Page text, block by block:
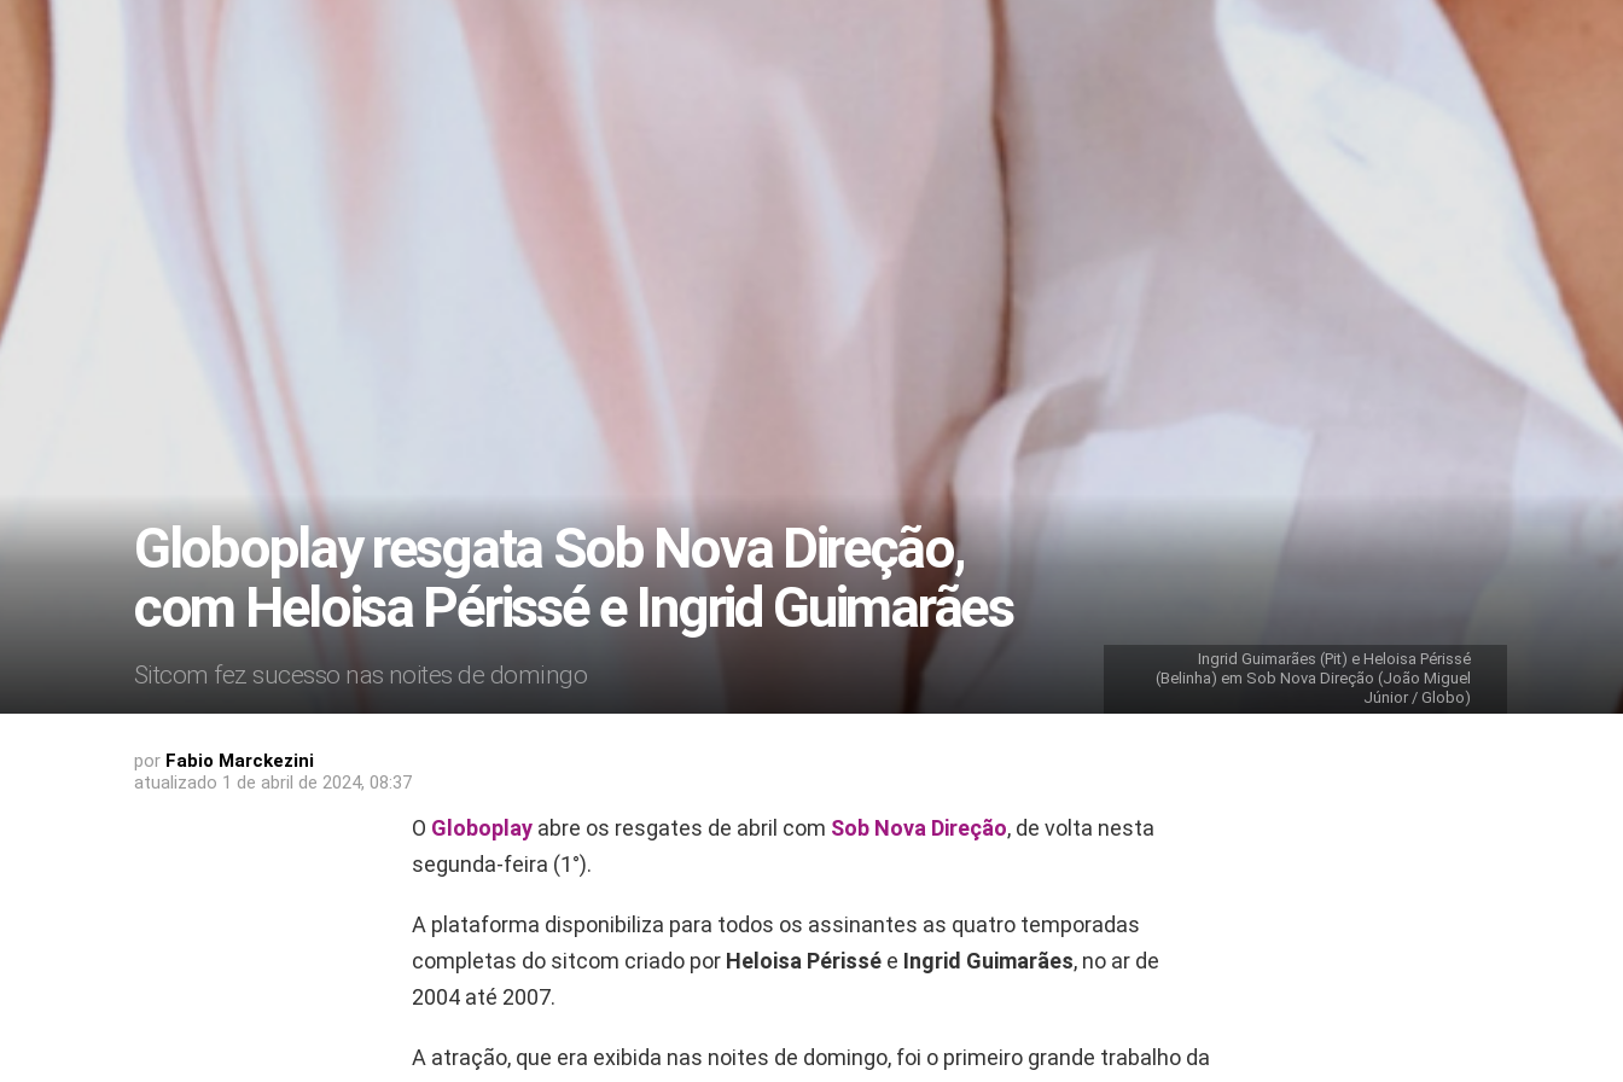
Globoplay resgata Sob Nova Direção,
com Heloisa Périssé e Ingrid Guimarães
Sitcom fez sucesso nas noites de domingo
Ingrid Guimarães (Pit) e Heloisa Périssé
(Belinha) em Sob Nova Direção (João Miguel
Júnior / Globo)
por Fabio Marckezini
atualizado 1 de abril de 2024, 08:37
O Globoplay abre os resgates de abril com Sob Nova Direção, de volta nesta
segunda-feira (1°).
A plataforma disponibiliza para todos os assinantes as quatro temporadas
completas do sitcom criado por Heloisa Périssé e Ingrid Guimarães, no ar de
2004 até 2007.
A atração, que era exibida nas noites de domingo, foi o primeiro grande trabalho da